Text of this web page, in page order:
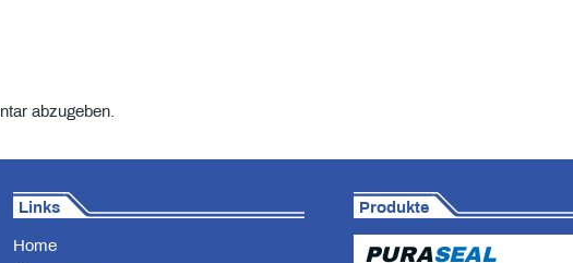
abzugeben.
Links
Home
Produkte
PURASEAL